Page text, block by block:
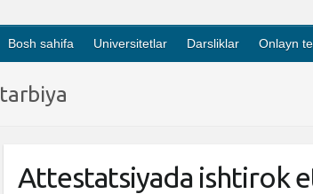
Bosh sahifa Universitetlar Darsliklar Onlayn
tarbiya
Attestatsiyada ishtirok